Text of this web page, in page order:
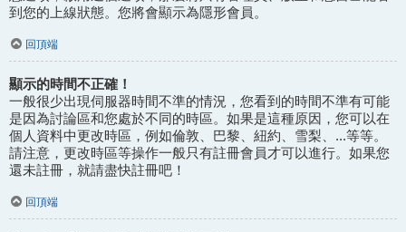
到您的上線狀態。您將會顯示為隱形會員。
回頂端
顯示的時間不正確！
一般很少出現伺服器時間不準的情況，您看到的時間不準有可能
是因為討論區和您處於不同的時區。如果是這種原因，您可以在
個人資料中更改時區，例如倫敦、巴黎、紐約、雪梨、...等等。
請注意，更改時區等操作一般只有註冊會員才可以進行。如果您
還未註冊，就請盡快註冊吧！
回頂端